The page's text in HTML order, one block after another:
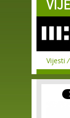
Vijesti